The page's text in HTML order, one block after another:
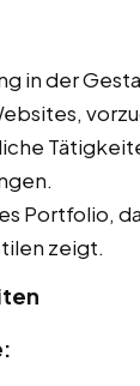
in der
Portfolio,
zeigt.